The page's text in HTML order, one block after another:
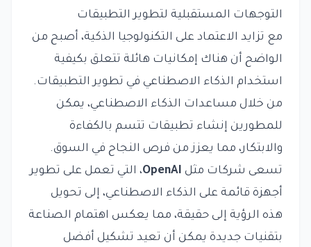
التوجهات المستقبلية لتطوير التطبيقات
مع تزايد الاعتماد على التكنولوجيا الذكية، أصبح من
الواضح أن هناك إمكانيات هائلة تتعلق بكيفية
استخدام الذكاء الاصطناعي في تطوير التطبيقات.
من خلال مساعدات الذكاء الاصطناعي، يمكن
للمطورين إنشاء تطبيقات تتسم بالكفاءة
والابتكار، مما يعزز من فرص النجاح في السوق.
تسعى شركات مثل OpenAI، التي تعمل على تطوير
أجهزة قائمة على الذكاء الاصطناعي، إلى تحويل
هذه الرؤية إلى حقيقة، مما يعكس اهتمام الصناعة
بتقنيات جديدة يمكن أن تعيد تشكيل أفضل